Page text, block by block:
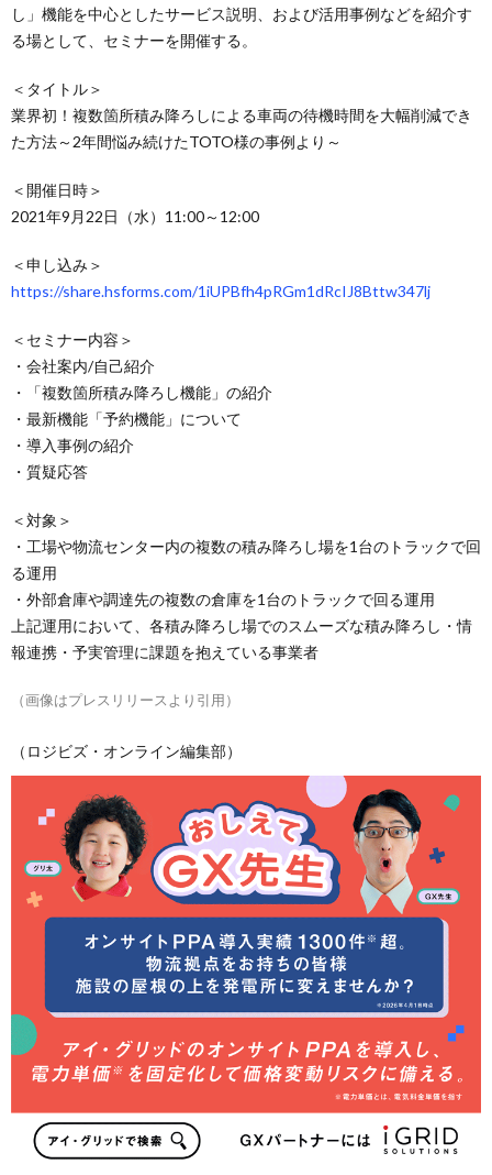
し」機能を中心としたサービス説明、および活用事例などを紹介す
る場として、セミナーを開催する。
＜タイトル＞
業界初！複数箇所積み降ろしによる車両の待機時間を大幅削減でき
た方法～2年間悩み続けたTOTO様の事例より～
＜開催日時＞
2021年9月22日（水）11:00～12:00
＜申し込み＞
https://share.hsforms.com/1iUPBfh4pRGm1dRcIJ8Bttw347lj
＜セミナー内容＞
・会社案内/自己紹介
・「複数箇所積み降ろし機能」の紹介
・最新機能「予約機能」について
・導入事例の紹介
・質疑応答
＜対象＞
・工場や物流センター内の複数の積み降ろし場を1台のトラックで回
る運用
・外部倉庫や調達先の複数の倉庫を1台のトラックで回る運用
上記運用において、各積み降ろし場でのスムーズな積み降ろし・情
報連携・予実管理に課題を抱えている事業者
（画像はプレスリリースより引用）
（ロジビズ・オンライン編集部）